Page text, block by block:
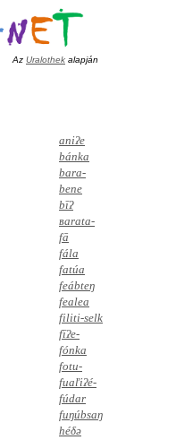
Az Uralothek alapján
aniʔe
bánka
bara-
bene
bīʔ
ʙarata-
fā
fála
fatúa
feábteŋ
fealea
filiti-selk
fīʔe-
fónka
fotu-
fuaľiʔé-
fúdar
fuŋúbsaŋ
héδə